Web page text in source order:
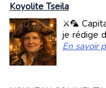
Koyolite Tseila
⚔️🦜
je rédige
En savoir